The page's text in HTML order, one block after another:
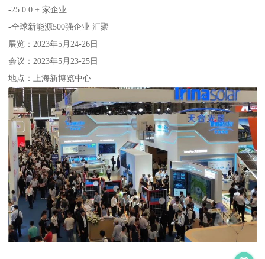
-25 0 0 + 家企业
-全球新能源500强企业 汇聚
展览：2023年5月24-26日
会议：2023年5月23-25日
地点：上海新博览中心